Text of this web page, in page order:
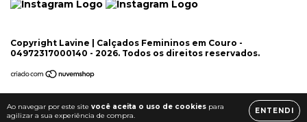
Ao navegar por este site você aceita o uso de cookies para
agilizar a sua experiência de compra.
ENTENDI
Copyright Lavine | Calçados Femininos em Couro -
04972317000140 - 2026. Todos os direitos reservados.